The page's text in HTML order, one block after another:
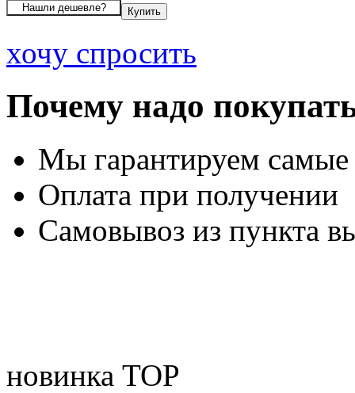
хочу спросить
Почему надо
Мы гарантируем
Оплата при получении
Самовывоз из пункта
новинка TOP